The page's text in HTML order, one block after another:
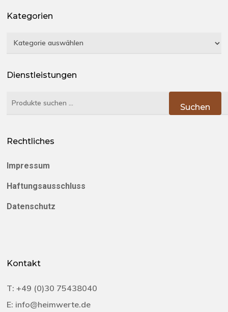
Kategorien
Kategorien
Dienstleistungen
Suchen
Suchen
Rechtliches
Impressum
Haftungsausschluss
Datenschutz
Kontakt
T:+49 (0)30 75438040‬
E: info@heimwerte.de